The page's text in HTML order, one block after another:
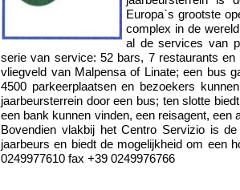
Europa`s grootste
complex in de
al de services van
serie van service: 52 bars, 7 restaurants
vliegveld van Malpensa of Linate; een bus
4500 parkeerplaatsen en bezoekers
jaarbeursterrein door een bus; ten slotte
een bank kunnen vinden, een reisagent,
Bovendien vlakbij het Centro Servizio is
jaarbeurs en biedt de mogelijkheid om een
0249977610 fax +39 0249976766